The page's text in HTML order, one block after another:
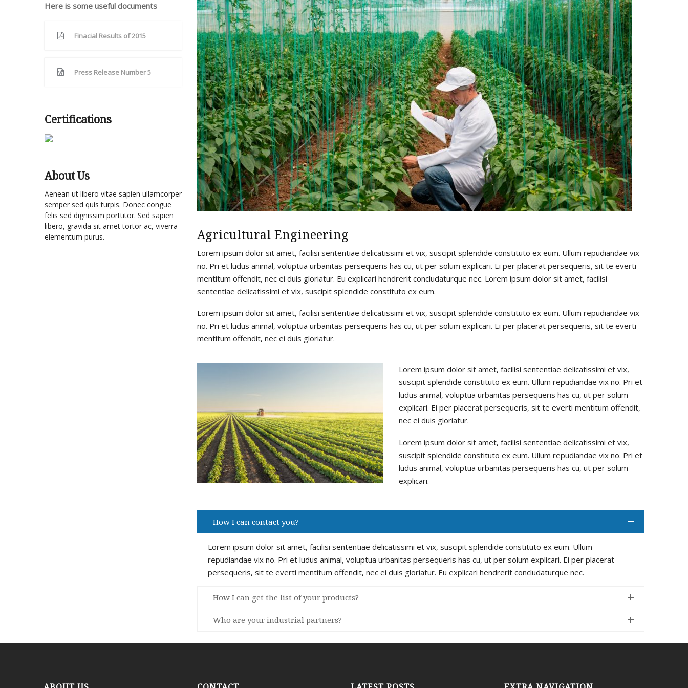
Here is some useful documents
Finacial Results of 2015
Press Release Number 5
Certifications
About Us
Aenean ut libero vitae sapien ullamcorper
semper sed quis turpis. Donec congue
felis sed dignissim porttitor. Sed sapien
libero, gravida sit amet tortor ac, viverra
elementum purus.
Agricultural Engineering
Lorem ipsum dolor sit amet, facilisi sententiae delicatissimi et vix, suscipit splendide constituto ex eum. Ullum repudiandae vix
no. Pri et ludus animal, voluptua urbanitas persequeris has cu, ut per solum explicari. Ei per placerat persequeris, sit te everti
mentitum offendit, nec ei duis gloriatur. Eu explicari hendrerit concludaturque nec. Lorem ipsum dolor sit amet, facilisi
sententiae delicatissimi et vix, suscipit splendide constituto ex eum.
Lorem ipsum dolor sit amet, facilisi sententiae delicatissimi et vix, suscipit splendide constituto ex eum. Ullum repudiandae vix
no. Pri et ludus animal, voluptua urbanitas persequeris has cu, ut per solum explicari. Ei per placerat persequeris, sit te everti
mentitum offendit, nec ei duis gloriatur.
Lorem ipsum dolor sit amet, facilisi sententiae delicatissimi et vix,
suscipit splendide constituto ex eum. Ullum repudiandae vix no. Pri et
ludus animal, voluptua urbanitas persequeris has cu, ut per solum
explicari. Ei per placerat persequeris, sit te everti mentitum offendit,
nec ei duis gloriatur.
Lorem ipsum dolor sit amet, facilisi sententiae delicatissimi et vix,
suscipit splendide constituto ex eum. Ullum repudiandae vix no. Pri et
ludus animal, voluptua urbanitas persequeris has cu, ut per solum
explicari.
How I can contact you?
Lorem ipsum dolor sit amet, facilisi sententiae delicatissimi et vix, suscipit splendide constituto ex eum. Ullum
repudiandae vix no. Pri et ludus animal, voluptua urbanitas persequeris has cu, ut per solum explicari. Ei per placerat
persequeris, sit te everti mentitum offendit, nec ei duis gloriatur. Eu explicari hendrerit concludaturque nec.
How I can get the list of your products?
Who are your industrial partners?